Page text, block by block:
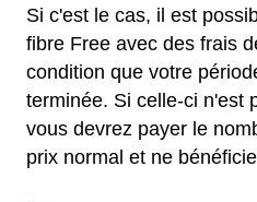
Si c'est le cas, il est
fibre Free avec des frais
condition que votre
terminée. Si celle-ci n'est
vous devrez payer le
prix normal et ne